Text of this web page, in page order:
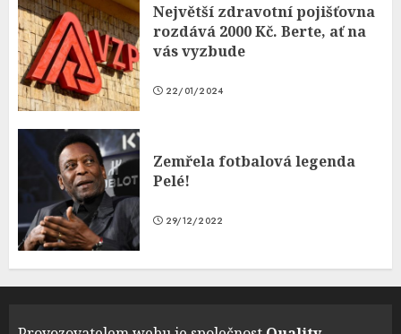
Největší zdravotní pojišťovna
rozdává 2000 Kč. Berte, ať na
vás vyzbude
22/01/2024
Zemřela fotbalová legenda
Pelé!
29/12/2022